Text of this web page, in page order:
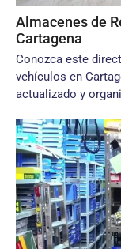
Almacenes de
Cartagena
Conozca este
vehículos en
actualizado y